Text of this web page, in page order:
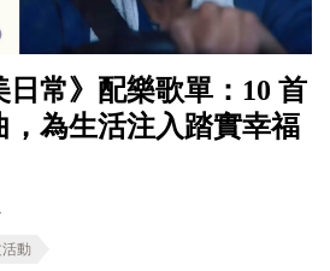
日常》配樂歌單：10 首
，為生活注入踏實幸福
動